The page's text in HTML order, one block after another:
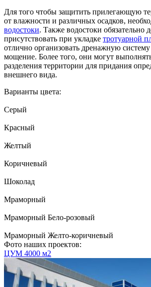
Для того чтобы защитить прилегающую
от влажности и различных осадков,
водостоки. Также водостоки обязательно
присутствовать при укладке тротуарной
отлично организовать дренажную
мощение. Более того, они могут
разделения территории для придания
внешнего вида.
Варианты цвета:
Серый
Красный
Желтый
Коричневый
Шоколад
Мраморный
Мраморный Бело-розовый
Мраморный Желто-коричневый
Фото наших проектов:
ЦУМ 4000 м2